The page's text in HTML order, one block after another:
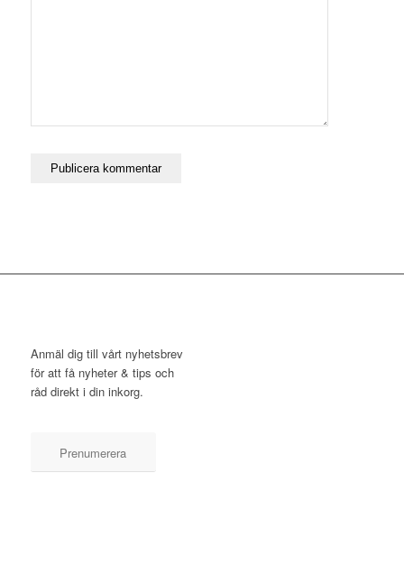
Anmäl dig till vårt nyhetsbrev
för att få nyheter & tips och
råd direkt i din inkorg.
Prenumerera